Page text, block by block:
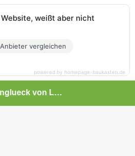
Das Unglueck von Luisenthal
weißt aber nicht
Anbieter vergleichen
powered by homepage-baukasten.de